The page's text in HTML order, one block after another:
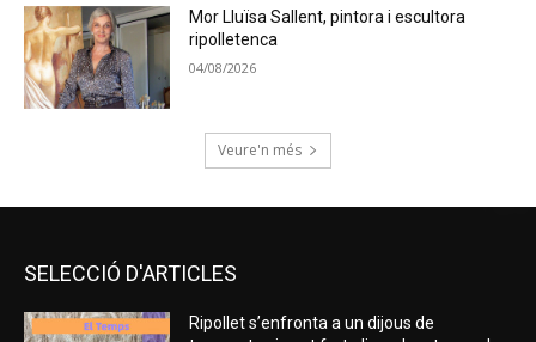
Mor Lluïsa Sallent, pintora i escultora
ripolletenca
04/08/2026
Veure'n més
SELECCIÓ D'ARTICLES
Ripollet s’enfronta a un dijous de